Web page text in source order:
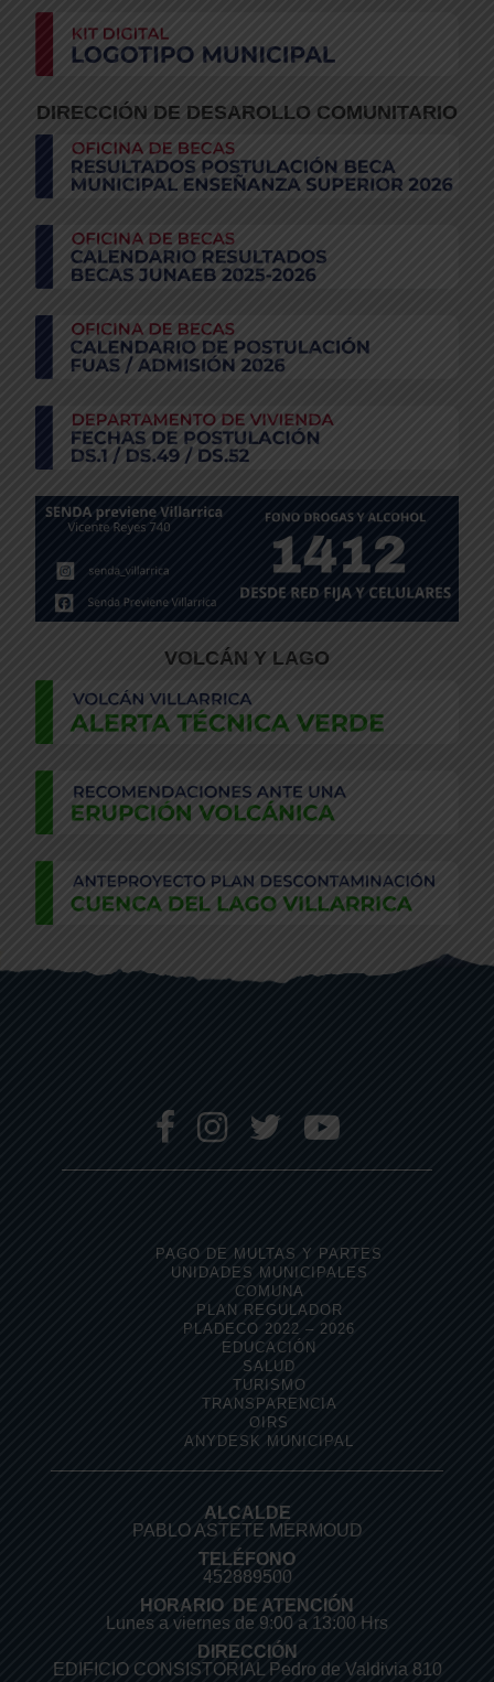
DIRECCIÓN DE DESAROLLO COMUNITARIO
VOLCÁN Y LAGO
PAGO DE MULTAS Y PARTES
UNIDADES MUNICIPALES
COMUNA
PLAN REGULADOR
PLADECO 2022 – 2026
EDUCACIÓN
SALUD
TURISMO
TRANSPARENCIA
OIRS
ANYDESK MUNICIPAL
ALCALDE
PABLO ASTETE MERMOUD
TELÉFONO
452889500
HORARIO DE ATENCIÓN
Lunes a viernes de 9:00 a 13:00 Hrs
DIRECCIÓN
EDIFICIO CONSISTORIAL Pedro de Valdivia 810